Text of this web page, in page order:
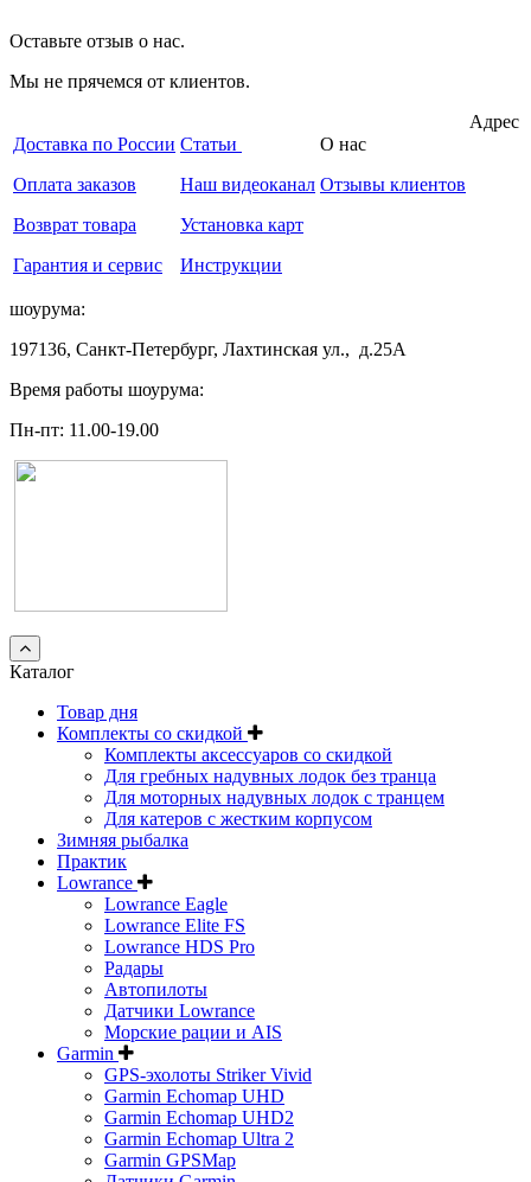
Оставьте отзыв о нас.
Мы не прячемся от клиентов.
Доставка по России
Оплата заказов
Возврат товара
Гарантия и сервис
Статьи
Наш видеоканал
Установка карт
Инструкции
О нас
Отзывы клиентов
Адрес
шоурума:
197136, Санкт-Петербург, Лахтинская ул., д.25А
Время работы шоурума:
Пн-пт: 11.00-19.00
Каталог
Товар дня
Комплекты со скидкой
Комплекты аксессуаров со скидкой
Для гребных надувных лодок без транца
Для моторных надувных лодок с транцем
Для катеров с жестким корпусом
Зимняя рыбалка
Практик
Lowrance
Lowrance Eagle
Lowrance Elite FS
Lowrance HDS Pro
Радары
Автопилоты
Датчики Lowrance
Морские рации и AIS
Garmin
GPS-эхолоты Striker Vivid
Garmin Echomap UHD
Garmin Echomap UHD2
Garmin Echomap Ultra 2
Garmin GPSMap